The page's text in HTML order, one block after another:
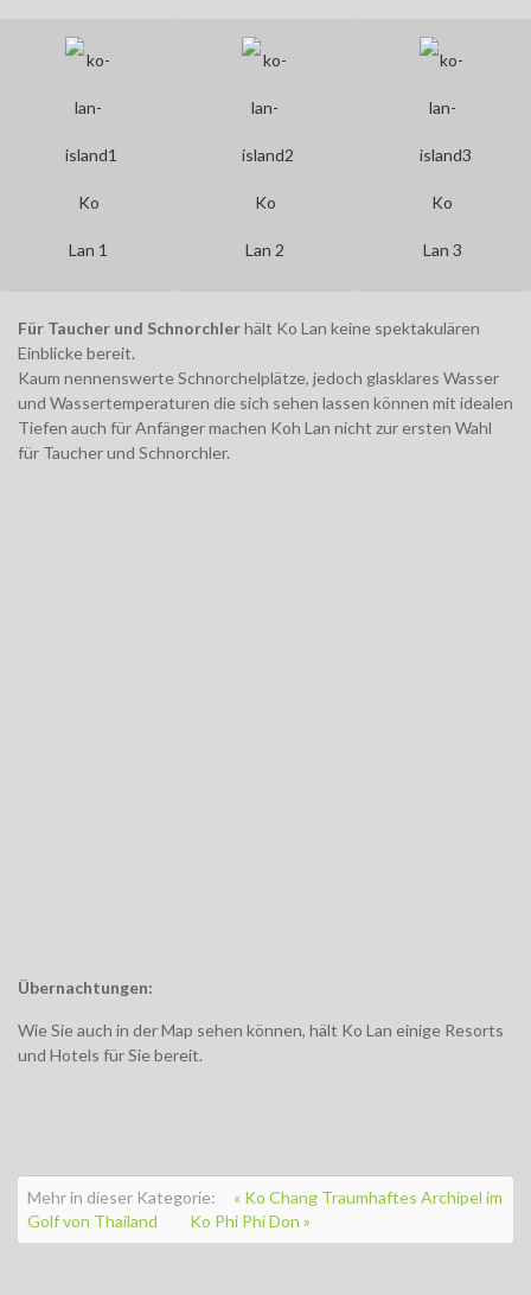
Ko
Lan 1
Ko
Lan 2
Ko
Lan 3
Für Taucher und Schnorchlerhält Ko Lan keine spektakulären
Einblicke bereit.
Kaum nennenswerte Schnorchelplätze, jedoch glasklares Wasser
und Wassertemperaturen die sich sehen lassen können mit idealen
Tiefen auch für Anfänger machen Koh Lan nicht zur ersten Wahl
für Taucher und Schnorchler.
Übernachtungen:
Wie Sie auch in der Map sehen können, hält Ko Lan einige Resorts
und Hotels für Sie bereit.
Mehr in dieser Kategorie:
« Ko Chang Traumhaftes Archipel im
Golf von Thailand
Ko Phi Phi Don »